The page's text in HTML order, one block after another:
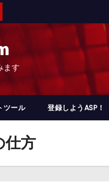
ます
ツール 登録しようASP！
仕方